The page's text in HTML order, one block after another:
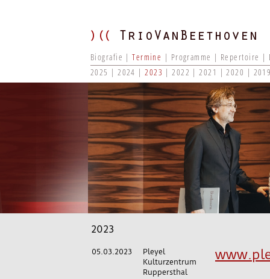
Biografie
Termine
2025
2024 2023 2022 2021 2020
Programme Repertoire
2023
05.03.2023
Pleyel
Kulturzentrum
Ruppersthal